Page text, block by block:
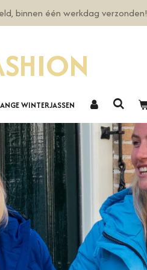
binnen één werkdag verzonden!
WINTERJASSEN